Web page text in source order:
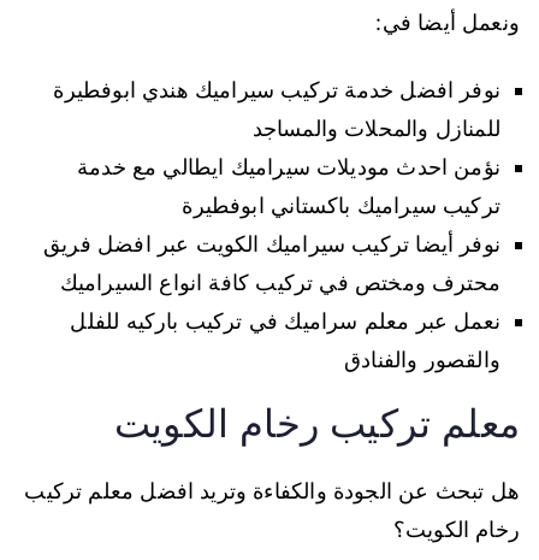
ونعمل أيضا في:
نوفر افضل خدمة تركيب سيراميك هندي ابوفطيرة
للمنازل والمحلات والمساجد
نؤمن احدث موديلات سيراميك ايطالي مع خدمة
تركيب سيراميك باكستاني ابوفطيرة
نوفر أيضا تركيب سيراميك الكويت عبر افضل فريق
محترف ومختص في تركيب كافة انواع السيراميك
نعمل عبر معلم سراميك في تركيب باركيه للفلل
والقصور والفنادق
معلم تركيب رخام الكويت
هل تبحث عن الجودة والكفاءة وتريد افضل معلم تركيب
رخام الكويت؟